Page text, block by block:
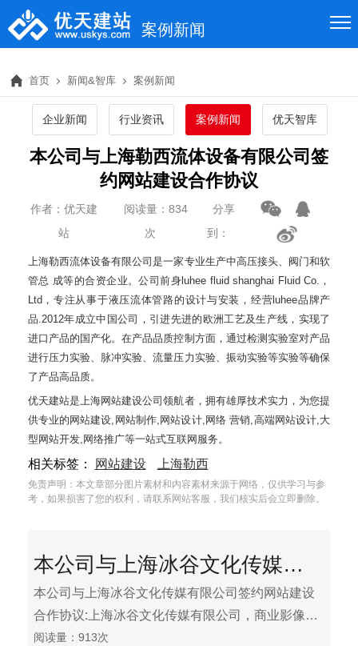
案例新闻
首页 新闻&智库 案例新闻
企业新闻 行业资讯 案例新闻 优天智库
本公司与上海勒西流体设备有限公司签
约网站建设合作协议
作者：优天建
站
阅读量：834
次
分享
到：
上海勒西流体设备有限公司是一家专业生产中高压接头、阀门和软
管总 成等的合资企业。公司前身luhee fluid shanghai Fluid Co.，
Ltd，专注从事于液压流体管路的设计与安装，经营luhee品牌产
品.2012年成立中国公司，引进先进的欧洲工艺及生产线，实现了
进口产品的国产化。在产品品质控制方面，通过检测实验室对产品
进行压力实验、脉冲实验、流量压力实验、振动实验等实验等确保
了产品高品质。
优天建站是上海网站建设公司领航者，拥有雄厚技术实力，为您提
供专业的网站建设,网站制作,网站设计,网络 营销,高端网站设计,大
型网站开发,网络推广等一站式互联网服务。
相关标签： 网站建设 上海勒西
免责声明：本文章部分图片素材和内容素材来源于网络，仅供学习与参
考，如果损害了您的权利，请联系网站客服，我们核实后会立即删除。
本公司与上海冰谷文化传媒有限公司签约网站建设合作协议
本公司与上海冰谷文化传媒有限公司签约网站建设
合作协议:上海冰谷文化传媒有限公司，商业影像内
容整合运营平台。冰谷专注于媒体平台、影视制
阅读量：913次